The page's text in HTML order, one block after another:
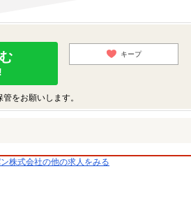
キープ
をお願いします。
株式会社の他の求人をみる